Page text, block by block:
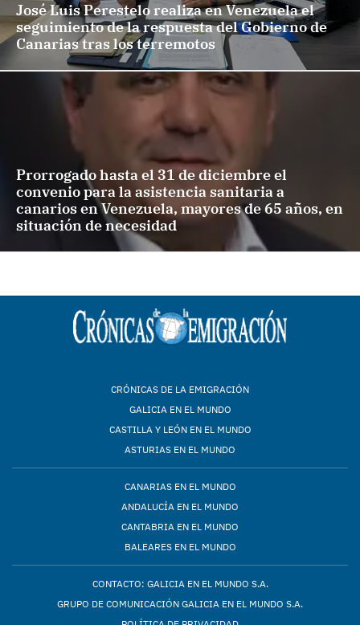
José Luis Perestelo realiza en Venezuela el
seguimiento de la respuesta del Gobierno de
Canarias tras los terremotos
Prorrogado hasta el 31 de diciembre el
convenio para la asistencia sanitaria a
canarios en Venezuela, mayores de 65 años, en
situación de necesidad
CRÓNICAS DE LA EMIGRACIÓN
GALICIA EN EL MUNDO
CASTILLA Y LEÓN EN EL MUNDO
ASTURIAS EN EL MUNDO
CANARIAS EN EL MUNDO
ANDALUCÍA EN EL MUNDO
CANTABRIA EN EL MUNDO
BALEARES EN EL MUNDO
CONTACTO: GALICIA EN EL MUNDO S.A.
GRUPO DE COMUNICACIÓN GALICIA EN EL MUNDO S.A.